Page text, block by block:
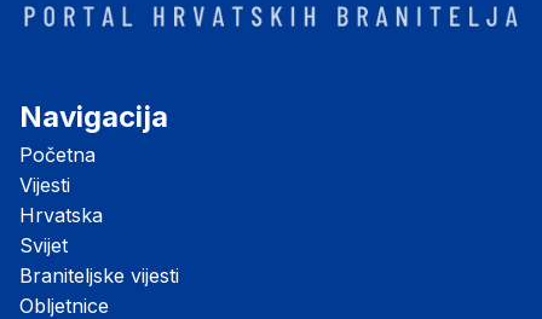
Navigacija
Početna
Vijesti
Hrvatska
Svijet
Braniteljske vijesti
Obljetnice